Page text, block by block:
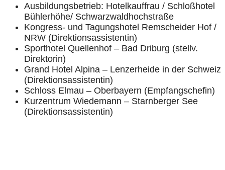
Ausbildungsbetrieb: Hotelkauffrau / Schloßhotel
Bühlerhöhe/ Schwarzwaldhochstraße
Kongress- und Tagungshotel Remscheider Hof /
NRW (Direktionsassistentin)
Sporthotel Quellenhof – Bad Driburg (stellv.
Direktorin)
Grand Hotel Alpina – Lenzerheide in der Schweiz
(Direktionsassistentin)
Schloss Elmau – Oberbayern (Empfangschefin)
Kurzentrum Wiedemann – Starnberger See
(Direktionsassistentin)